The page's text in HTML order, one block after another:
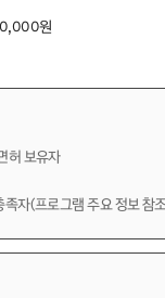
원
허 보유자
족자(프로그램 주요 정보 참